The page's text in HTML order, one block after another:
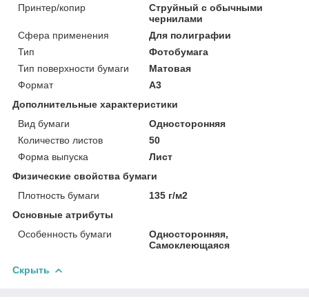
Принтер/копир
Струйный с обычными
чернилами
Сфера применения
Для полиграфии
Тип
Фотобумага
Тип поверхности бумаги
Матовая
Формат
A3
Дополнительные характеристики
Вид бумаги
Односторонняя
Количество листов
50
Форма выпуска
Лист
Физические свойства бумаги
Плотность бумаги
135 г/м2
Основные атрибуты
Особенность бумаги
Односторонняя,
Самоклеющаяся
Скрыть